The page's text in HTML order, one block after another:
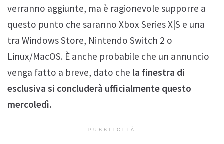
verranno aggiunte, ma è ragionevole supporre a
questo punto che saranno Xbox Series X|S e una
tra Windows Store, Nintendo Switch 2 o
Linux/MacOS. È anche probabile che un annuncio
venga fatto a breve, dato che la finestra di
esclusiva si concluderà ufficialmente questo
mercoledì.
PUBBLICITÀ